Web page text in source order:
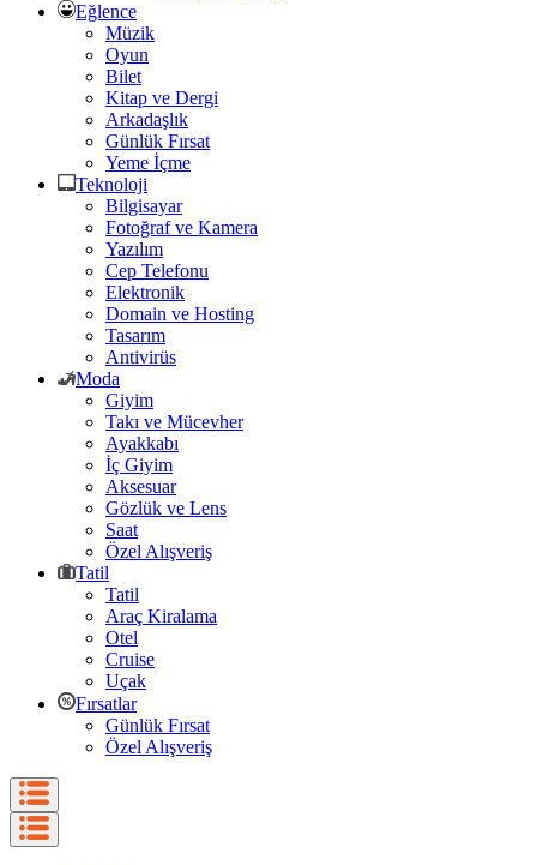
Eğlence
Müzik
Oyun
Bilet
Kitap ve Dergi
Arkadaşlık
Günlük Fırsat
Yeme İçme
Teknoloji
Bilgisayar
Fotoğraf ve Kamera
Yazılım
Cep Telefonu
Elektronik
Domain ve Hosting
Tasarım
Antivirüs
Moda
Giyim
Takı ve Mücevher
Ayakkabı
İç Giyim
Aksesuar
Gözlük ve Lens
Saat
Özel Alışveriş
Tatil
Tatil
Araç Kiralama
Otel
Cruise
Uçak
Fırsatlar
Günlük Fırsat
Özel Alışveriş